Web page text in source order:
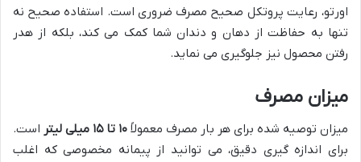
اورتو، رعایت پروتکل صحیح مصرف ضروری است. استفاده صحیح نه
تنها به حفاظت از دهان و دندان شما کمک می کند، بلکه از هدر
رفتن محصول نیز جلوگیری می نماید.
میزان مصرف
میزان توصیه شده برای هر بار مصرف معمولاً ۱۰ تا ۱۵ میلی لیتر
است.
برای اندازه گیری دقیق، می توانید از پیمانه مخصوصی که اغلب